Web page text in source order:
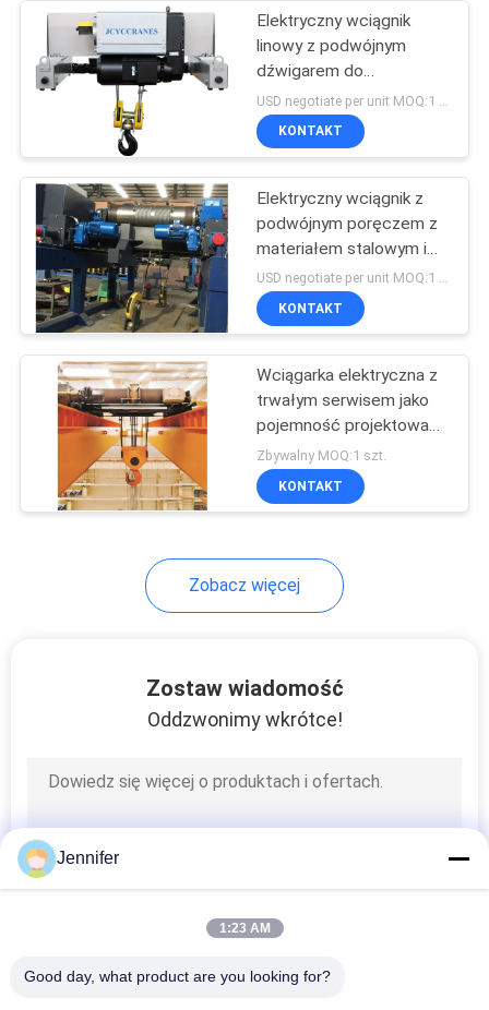
Suwnica
32
Wózek jezdny
Zestawy suwnic
Żuraw
Elektryczny wciągnik
linowy z podwójnym
dźwigarem do
podnoszenia towarów do
50 ton
KONTAKT
Elektryczny wciągnik z
podwójnym poręczem z
materiałem stalowym i
niestandardowym
kolorem
USD negotiate per unit MOQ:1 jednostka
KONTAKT
Wciągarka elektryczna z
trwałym serwisem jako
pojemność projektowa
JCYC
Zbywalny MOQ:1 szt.
KONTAKT
Zobacz więcej
Zostaw wiadomość
Oddzwonimy wkrótce!
Jennifer
1:23 AM
Good day, what product are you looking for?